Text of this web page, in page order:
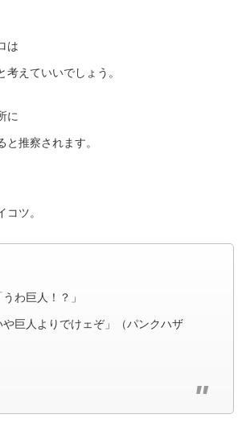
は
考えていいでしょう。
に
推察されます。
ツ。
わ巨人！？」
や巨人よりでけェぞ」（パンクハザ